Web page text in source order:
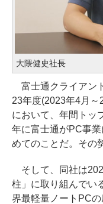
大隈健史社長
富士通クライアン
23年度(2023年4月
において、年間トッ
年に富士通がPC事
めてのことだ。その
そして、同社は
柱」に取り組んでい
界最軽量ノートPC